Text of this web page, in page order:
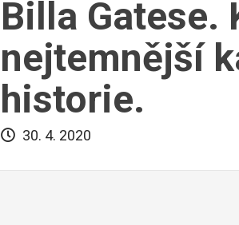
Billa
nejtemnější
historie.
30. 4. 2020